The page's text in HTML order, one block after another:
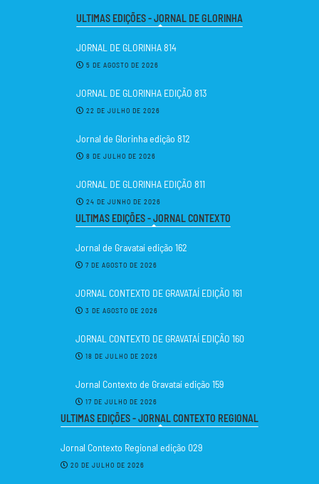
ULTIMAS EDIÇÕES - JORNAL DE GLORINHA
JORNAL DE GLORINHA 814
5 DE AGOSTO DE 2026
JORNAL DE GLORINHA EDIÇÃO 813
22 DE JULHO DE 2026
Jornal de Glorinha edição 812
8 DE JULHO DE 2026
JORNAL DE GLORINHA EDIÇÃO 811
24 DE JUNHO DE 2026
ULTIMAS EDIÇÕES - JORNAL CONTEXTO
Jornal de Gravataí edição 162
7 DE AGOSTO DE 2026
JORNAL CONTEXTO DE GRAVATAÍ EDIÇÃO 161
3 DE AGOSTO DE 2026
JORNAL CONTEXTO DE GRAVATAÍ EDIÇÃO 160
18 DE JULHO DE 2026
Jornal Contexto de Gravataí edição 159
17 DE JULHO DE 2026
ULTIMAS EDIÇÕES - JORNAL CONTEXTO REGIONAL
Jornal Contexto Regional edição 029
20 DE JULHO DE 2026